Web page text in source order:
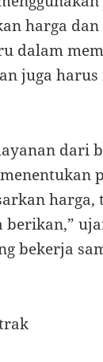
harga
dalam
juga
dari
bekerja